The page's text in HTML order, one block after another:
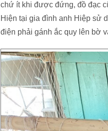
chứ ít khi được đứng, đồ đạc
Hiện tại gia đình anh Hiệp sử
điện phải gánh ắc quy lên bờ